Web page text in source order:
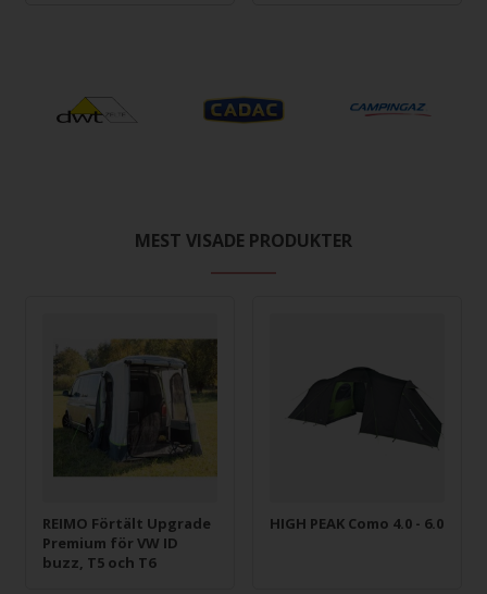
MEST VISADE PRODUKTER
REIMO Förtält Upgrade
Premium för VW ID
buzz, T5 och T6
HIGH PEAK Como 4.0 - 6.0